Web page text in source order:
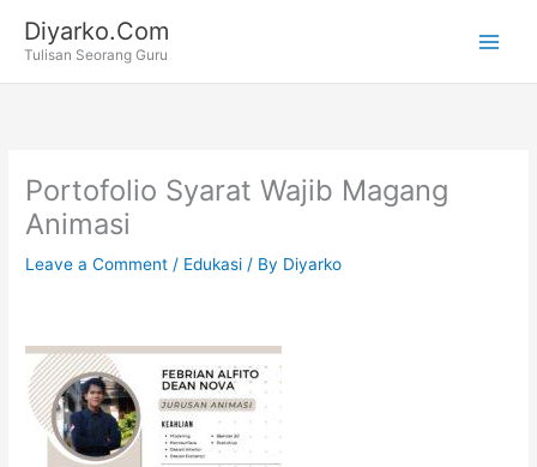
content
Diyarko.Com
Tulisan Seorang Guru
Portofolio Syarat Wajib Magang
Animasi
Leave a Comment / Edukasi / By Diyarko